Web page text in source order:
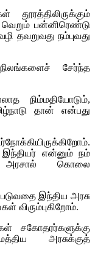
பன்னிரெண்டு
தவறுவது நம்புவது
சேர்ந்த
நிம்மதியோடும்,
தான் என்பது
இந்தியர் என்னும் நம்
அரசால் கொலை
இந்திய அரசு
விரும்புகிறோம்.
சகோதரர்களுக்கு
அரசுக்குத்